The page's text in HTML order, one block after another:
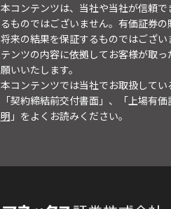
本コンテンツは、当社や当社が信頼
るものではございません。有価証券
将来の結果を保証するものではござ
テンツの内容に依拠してお客様が取
願いいたします。
本コンテンツでは当社でお取扱して
「契約締結前交付書面」、「上場有
明 」をよくお読みください。